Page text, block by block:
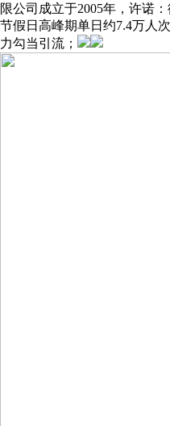
限公司成立于2005年，许诺
节假日高峰期单日约7.4万人
力勾当引流；